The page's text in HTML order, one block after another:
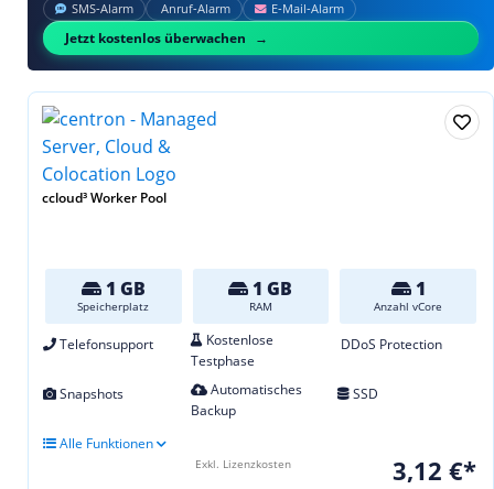
SMS‑Alarm Anruf‑Alarm E‑Mail‑Alarm
Jetzt kostenlos überwachen
ccloud³ Worker Pool
1 GB
Speicherplatz
1 GB
RAM
1
Anzahl vCore
Telefonsupport
Kostenlose
Testphase
DDoS Protection
Snapshots
Automatisches
Backup
SSD
Alle Funktionen
3,12 €*
Exkl. Lizenzkosten